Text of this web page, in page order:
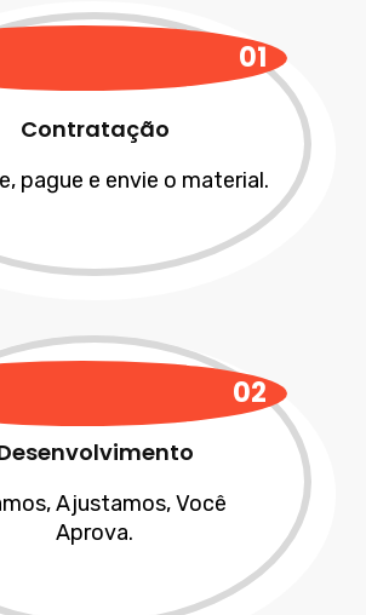
01
Contratação
pague e envie o material.
02
Ajustamos, Você
Aprova.